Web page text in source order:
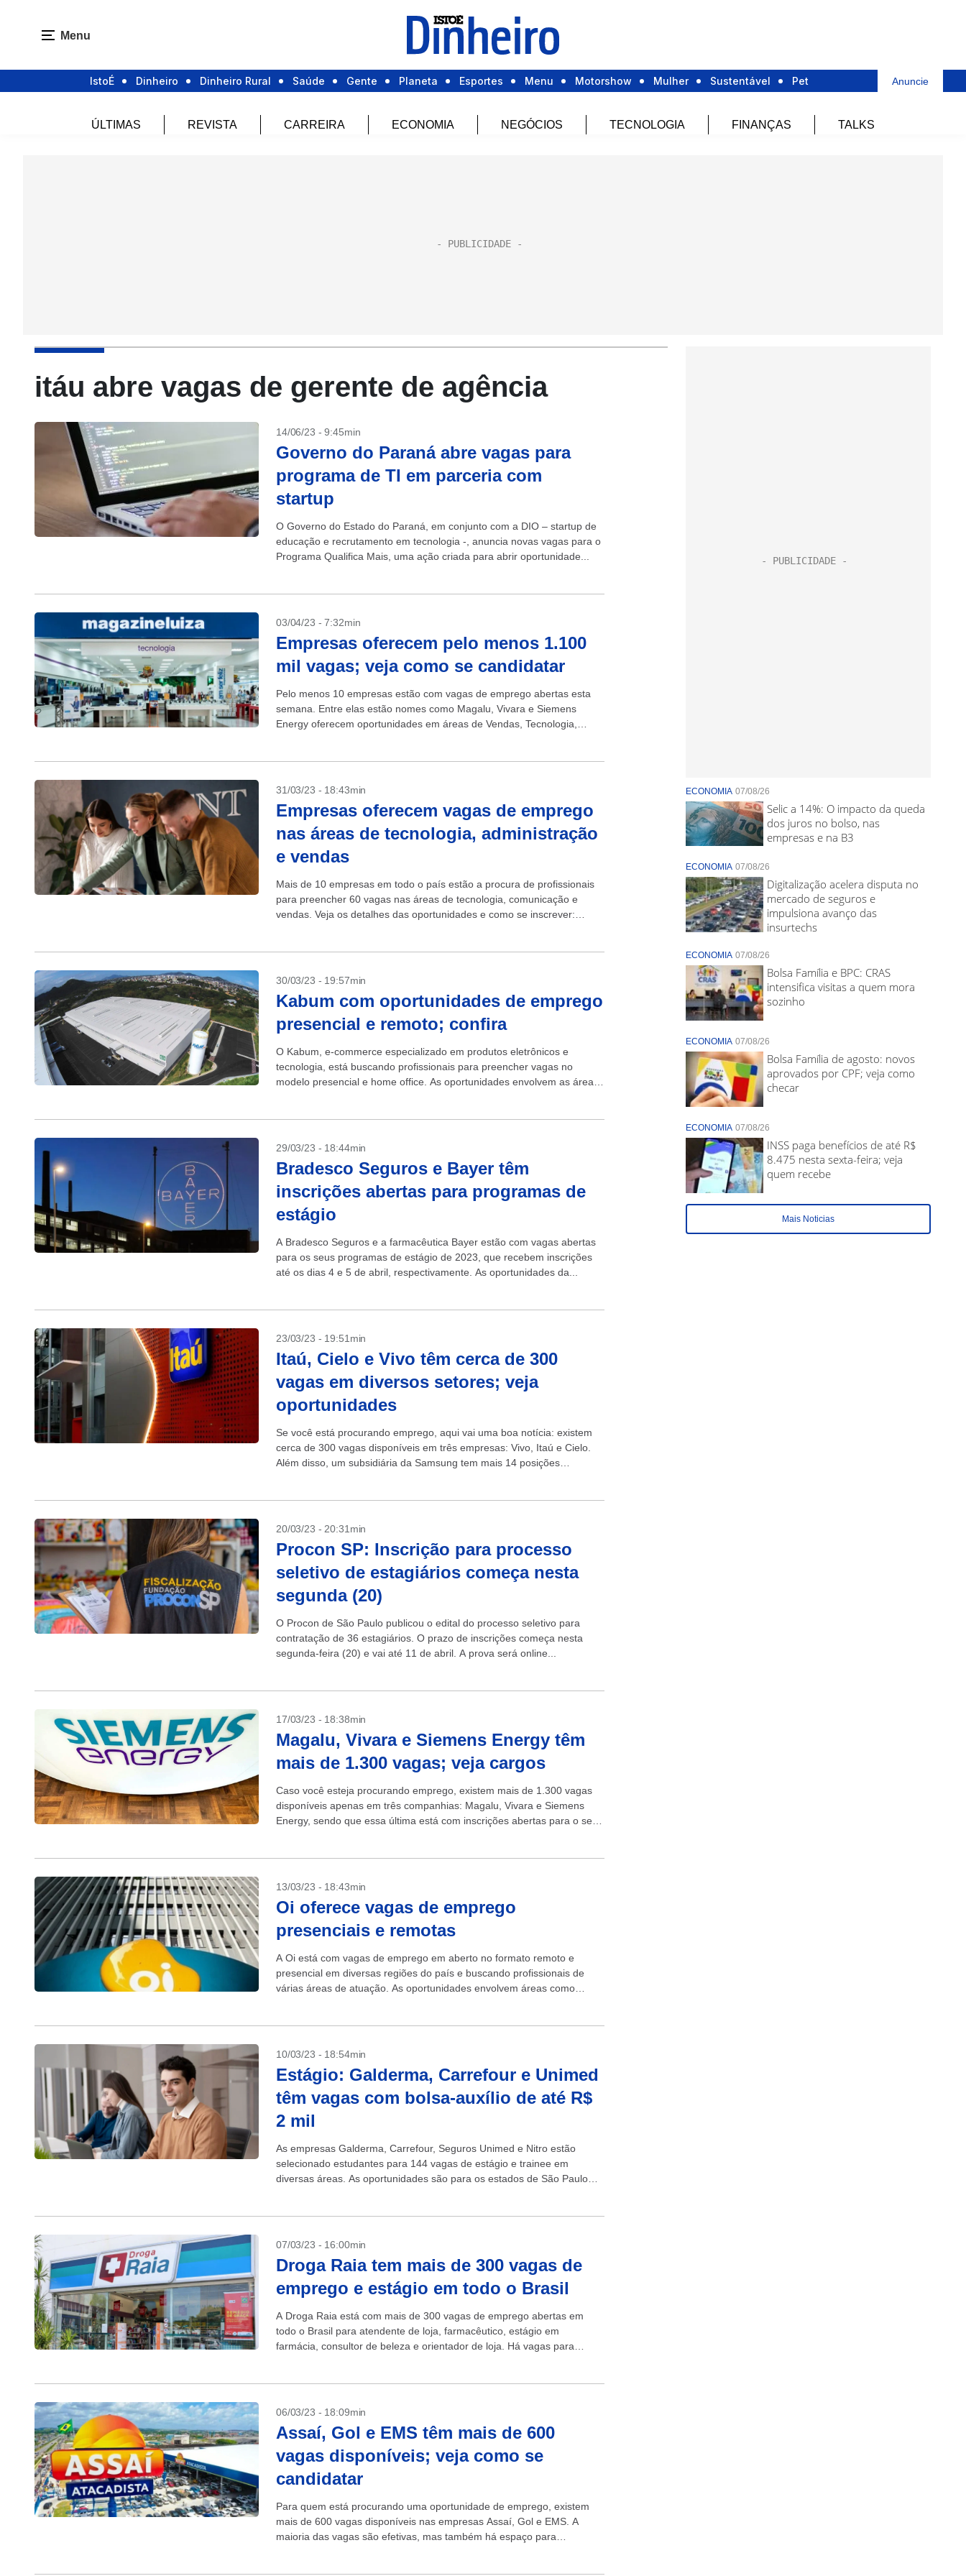
Menu
IstoÉ Dinheiro Dinheiro Rural Saúde Gente Planeta Esportes Menu Motorshow Mulher Sustentável Pet Anuncie
ÚLTIMAS REVISTA CARREIRA ECONOMIA NEGÓCIOS TECNOLOGIA FINANÇAS TALKS
itáu abre vagas de gerente de agência
14/06/23 - 9:45min
Governo do Paraná abre vagas para
programa de TI em parceria com
startup
O Governo do Estado do Paraná, em conjunto com a DIO – startup de
educação e recrutamento em tecnologia -, anuncia novas vagas para o
Programa Qualifica Mais, uma ação criada para abrir oportunidade...
03/04/23 - 7:32min
Empresas oferecem pelo menos 1.100
mil vagas; veja como se candidatar
Pelo menos 10 empresas estão com vagas de emprego abertas esta
semana. Entre elas estão nomes como Magalu, Vivara e Siemens
Energy oferecem oportunidades em áreas de Vendas, Tecnologia,
31/03/23 - 18:43min
Empresas oferecem vagas de emprego
nas áreas de tecnologia, administração
e vendas
Mais de 10 empresas em todo o país estão a procura de profissionais
para preencher 60 vagas nas áreas de tecnologia, comunicação e
vendas. Veja os detalhes das oportunidades e como se inscrever:
30/03/23 - 19:57min
Kabum com oportunidades de emprego
presencial e remoto; confira
O Kabum, e-commerce especializado em produtos eletrônicos e
tecnologia, está buscando profissionais para preencher vagas no
modelo presencial e home office. As oportunidades envolvem as áreas
29/03/23 - 18:44min
Bradesco Seguros e Bayer têm
inscrições abertas para programas de
estágio
A Bradesco Seguros e a farmacêutica Bayer estão com vagas abertas
para os seus programas de estágio de 2023, que recebem inscrições
até os dias 4 e 5 de abril, respectivamente. As oportunidades da...
23/03/23 - 19:51min
Itaú, Cielo e Vivo têm cerca de 300
vagas em diversos setores; veja
oportunidades
Se você está procurando emprego, aqui vai uma boa notícia: existem
cerca de 300 vagas disponíveis em três empresas: Vivo, Itaú e Cielo.
Além disso, um subsidiária da Samsung tem mais 14 posições
20/03/23 - 20:31min
Procon SP: Inscrição para processo
seletivo de estagiários começa nesta
segunda (20)
O Procon de São Paulo publicou o edital do processo seletivo para
contratação de 36 estagiários. O prazo de inscrições começa nesta
segunda-feira (20) e vai até 11 de abril. A prova será online...
17/03/23 - 18:38min
Magalu, Vivara e Siemens Energy têm
mais de 1.300 vagas; veja cargos
Caso você esteja procurando emprego, existem mais de 1.300 vagas
disponíveis apenas em três companhias: Magalu, Vivara e Siemens
Energy, sendo que essa última está com inscrições abertas para o seu
13/03/23 - 18:43min
Oi oferece vagas de emprego
presenciais e remotas
A Oi está com vagas de emprego em aberto no formato remoto e
presencial em diversas regiões do país e buscando profissionais de
várias áreas de atuação. As oportunidades envolvem áreas como
10/03/23 - 18:54min
Estágio: Galderma, Carrefour e Unimed
têm vagas com bolsa-auxílio de até R$
2 mil
As empresas Galderma, Carrefour, Seguros Unimed e Nitro estão
selecionado estudantes para 144 vagas de estágio e trainee em
diversas áreas. As oportunidades são para os estados de São Paulo
07/03/23 - 16:00min
Droga Raia tem mais de 300 vagas de
emprego e estágio em todo o Brasil
A Droga Raia está com mais de 300 vagas de emprego abertas em
todo o Brasil para atendente de loja, farmacêutico, estágio em
farmácia, consultor de beleza e orientador de loja. Há vagas para
06/03/23 - 18:09min
Assaí, Gol e EMS têm mais de 600
vagas disponíveis; veja como se
candidatar
Para quem está procurando uma oportunidade de emprego, existem
mais de 600 vagas disponíveis nas empresas Assaí, Gol e EMS. A
maioria das vagas são efetivas, mas também há espaço para
ECONOMIA 07/08/26
Selic a 14%: O impacto da queda
dos juros no bolso, nas
empresas e na B3
ECONOMIA 07/08/26
Digitalização acelera disputa no
mercado de seguros e
impulsiona avanço das
insurtechs
ECONOMIA 07/08/26
Bolsa Família e BPC: CRAS
intensifica visitas a quem mora
sozinho
ECONOMIA 07/08/26
Bolsa Família de agosto: novos
aprovados por CPF; veja como
checar
ECONOMIA 07/08/26
INSS paga benefícios de até R$
8.475 nesta sexta-feira; veja
quem recebe
Mais Noticias